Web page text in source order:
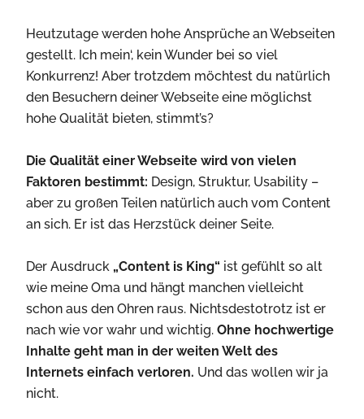
Heutzutage werden hohe Ansprüche an Webseiten
gestellt. Ich mein‘, kein Wunder bei so viel
Konkurrenz! Aber trotzdem möchtest du natürlich
den Besuchern deiner Webseite eine möglichst
hohe Qualität bieten, stimmt’s?
Die Qualität einer Webseite wird von vielen
Faktoren bestimmt: Design, Struktur, Usability –
aber zu großen Teilen natürlich auch vom Content
an sich. Er ist das Herzstück deiner Seite.
Der Ausdruck „Content is King“ ist gefühlt so alt
wie meine Oma und hängt manchen vielleicht
schon aus den Ohren raus. Nichtsdestotrotz ist er
nach wie vor wahr und wichtig.Ohne hochwertige
Inhalte geht man in der weiten Welt des
Internets einfach verloren. Und das wollen wir ja
nicht.